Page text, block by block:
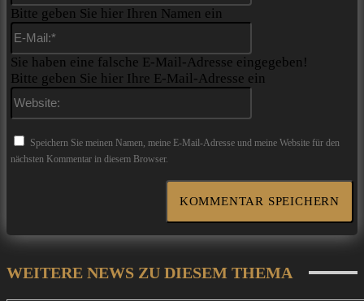
Bitte geben Sie hier Ihren Namen ein
Sie haben eine falsche E-Mail-Adresse eingegeben!
Bitte geben Sie hier Ihre E-Mail-Adresse ein
Speichern Sie meinen Namen, meine E-Mail-Adresse und meine Website für den
nächsten Kommentar in diesem Browser.
WEITERE NEWS ZU DIESEM THEMA